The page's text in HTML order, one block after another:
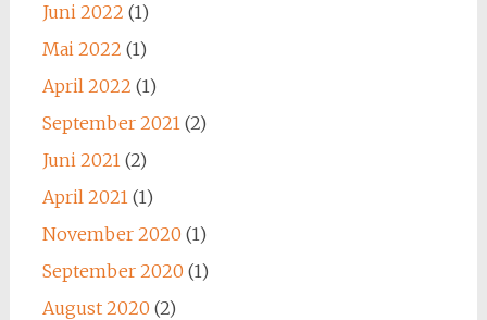
Juni 2022 (1)
Mai 2022 (1)
April 2022 (1)
September 2021(2)
Juni 2021(2)
April 2021(1)
November 2020 (1)
September 2020 (1)
August 2020 (2)